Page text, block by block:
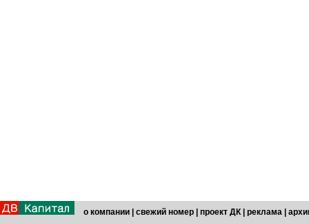
о компании свежий номер проект ДК реклама